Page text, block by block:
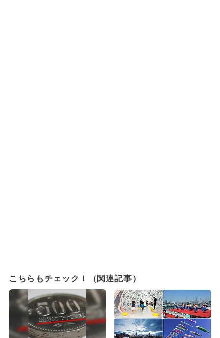
こちらもチェック！（関連記事）